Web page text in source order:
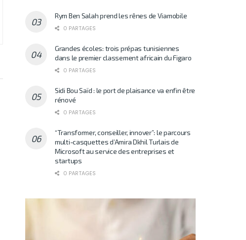
Rym Ben Salah prend les rênes de Viamobile
0 PARTAGES
Grandes écoles: trois prépas tunisiennes
dans le premier classement africain du Figaro
0 PARTAGES
Sidi Bou Saïd : le port de plaisance va enfin être
rénové
0 PARTAGES
“Transformer, conseiller, innover”: le parcours
multi-casquettes d’Amira Dkhil Turlais de
Microsoft au service des entreprises et
startups
0 PARTAGES